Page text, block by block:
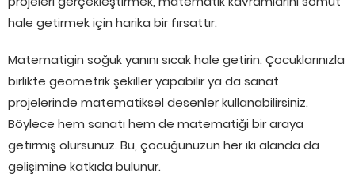
hale getirmek için harika bir fırsattır.
Matematigin soğuk yanını sıcak hale getirin. Çocuklarınızla
birlikte geometrik şekiller yapabilir ya da sanat
projelerinde matematiksel desenler kullanabilirsiniz.
Böylece hem sanatı hem de matematiği bir araya
getirmiş olursunuz. Bu, çocuğunuzun her iki alanda da
gelişimine katkıda bulunur.